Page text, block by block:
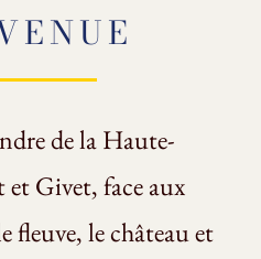
de la Haute-
Givet, face aux
fleuve, le château et